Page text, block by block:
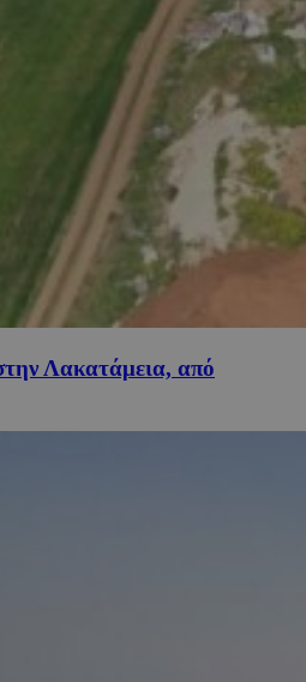
Λακατάμεια, από